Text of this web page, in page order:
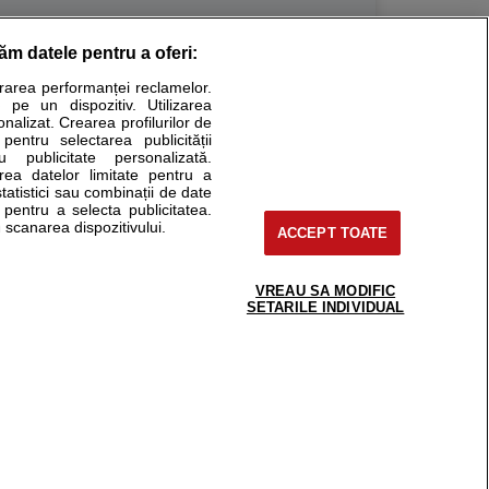
Ele nu pot substitui consultul medical direct si
fie medicul Dvs., fie unul dintre medicii pe care
pacient
support@sfatulmedicului.ro
0374 109 268
E6-11, etaj 6, sector 2, cod 021901
datele pentru a oferi:
performanței reclamelor.
pe un dispozitiv. Utilizarea
Crearea profilurilor de
selectarea publicității
publicitate personalizată.
datelor limitate pentru a
sau combinații de date
a selecta publicitatea.
dispozitivului.
ACCEPT TOATE
VREAU SA MODIFIC
SETARILE INDIVIDUAL